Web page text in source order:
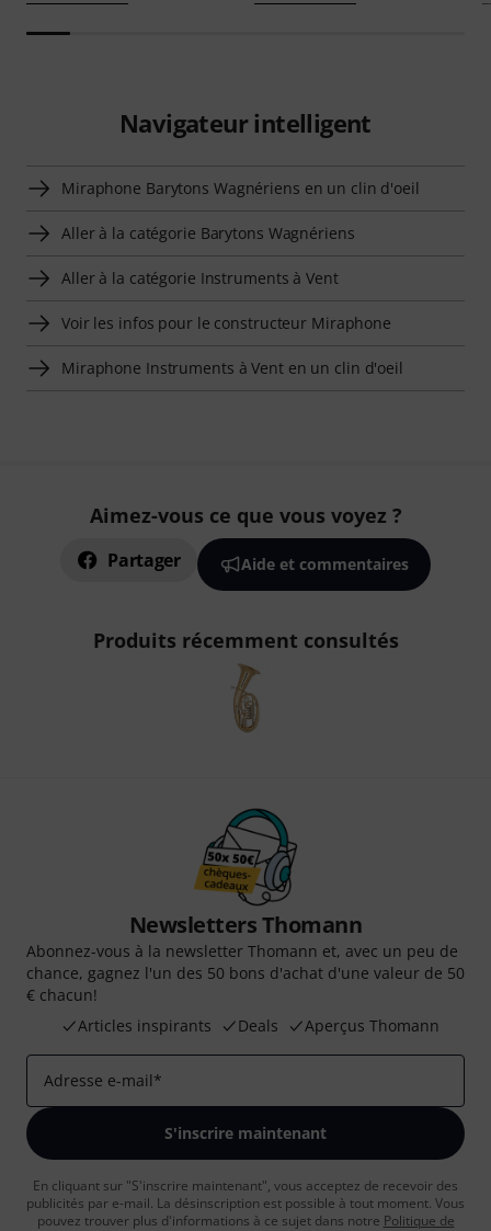
Navigateur intelligent
Miraphone Barytons Wagnériens en un clin d'oeil
Aller à la catégorie Barytons Wagnériens
Aller à la catégorie Instruments à Vent
Voir les infos pour le constructeur Miraphone
Miraphone Instruments à Vent en un clin d'oeil
Aimez-vous ce que vous voyez ?
Partager Aide et commentaires
Produits récemment consultés
Newsletters Thomann
Abonnez-vous à la newsletter Thomann et, avec un peu de
chance, gagnez l'un des 50 bons d'achat d'une valeur de 50
€ chacun!
Articles inspirants
Deals Aperçus Thomann
Adresse e-mail*
S'inscrire maintenant
En cliquant sur "S'inscrire maintenant", vous acceptez de recevoir des
publicités par e-mail. La désinscription est possible à tout moment. Vous
pouvez trouver plus d'informations à ce sujet dans notre Politique de